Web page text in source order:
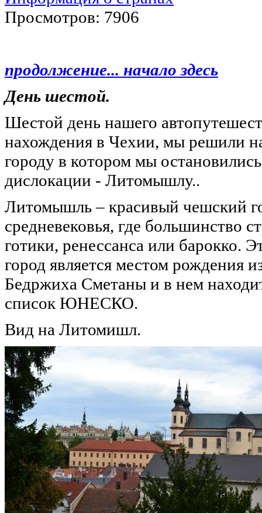
Просмотров: 7906
продолжение... начало здесь
День шестой.
Шестой день нашего
нахождения в Чехии, мы решили
городу в котором мы
дислокации - Литомышлу..
Литомышль – красивый чешский
средневековья, где большинство
готики, ренессанса или барокко.
город является местом рождения
Бедржиха Сметаны и в нем
список ЮНЕСКО.
Вид на Литомишл.